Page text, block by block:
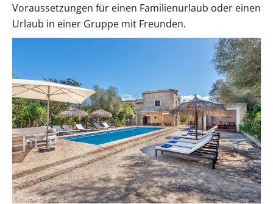
Voraussetzungen für einen Familienurlaub oder einen
Urlaub in einer Gruppe mit Freunden.